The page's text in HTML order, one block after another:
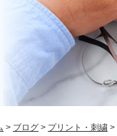
> ブログ > プリント・刺繍 >